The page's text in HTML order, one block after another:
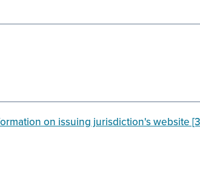
on issuing jurisdiction's website [3/